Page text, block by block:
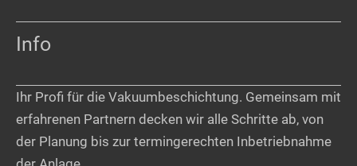
Info
Ihr Profi für die Vakuumbeschichtung. Gemeinsam mit
erfahrenen Partnern decken wir alle Schritte ab, von
der Planung bis zur termingerechten Inbetriebnahme